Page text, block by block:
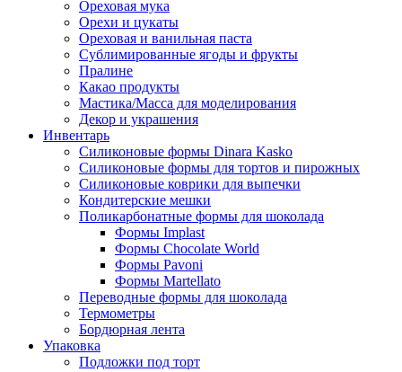
Ореховая мука
Орехи и цукаты
Ореховая и ванильная паста
Сублимированные ягоды и фрукты
Пралине
Какао продукты
Мастика/Масса для моделирования
Декор и украшения
Инвентарь
Силиконовые формы Dinara Kasko
Силиконовые формы для тортов и пирожных
Силиконовые коврики для выпечки
Кондитерские мешки
Поликарбонатные формы для шоколада
Формы Implast
Формы Chocolate World
Формы Pavoni
Формы Martellato
Переводные формы для шоколада
Термометры
Бордюрная лента
Упаковка
Подложки под торт